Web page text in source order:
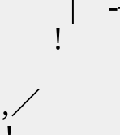
! !
┼